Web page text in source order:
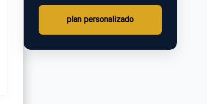
plan personalizado